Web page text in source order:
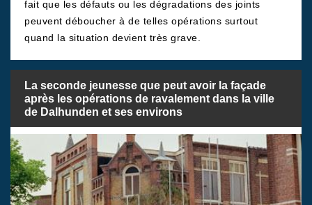
fait que les défauts ou les dégradations des joints
peuvent déboucher à de telles opérations surtout
quand la situation devient très grave.
La seconde jeunesse que peut avoir la façade
après les opérations de ravalement dans la ville
de Dalhunden et ses environs